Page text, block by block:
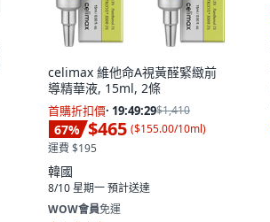
celimax 維他命A視黃醛緊緻前
導精華液, 15ml, 2條
首購折扣價· 19:49:28$1,410
67% $465 ($155.00/10ml)
運費 $195
韓國
8/10 星期一預計送達
WOW會員免運